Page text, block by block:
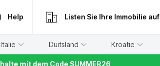
Help Listen Sie Ihre Immobilie auf
Italië Duitsland Kroatië
mit dem Code SUMMER26